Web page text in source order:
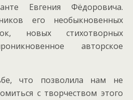
Евгения Фёдоровича.
его необыкновенных
новых стихотворных
авторское
что позволила нам не
с творчеством этого